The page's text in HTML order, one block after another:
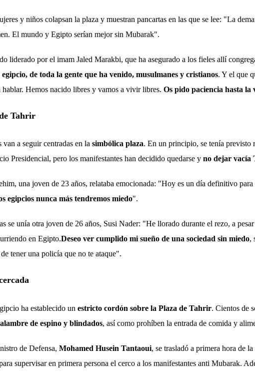
y niños colapsan la plaza y muestran pancartas en las que se lee: "La
El mundo y Egipto serían mejor sin Mubarak".
liderado por el imam Jaled Marakbi, que ha asegurado a los fieles allí
de toda la gente que ha venido, musulmanes y cristianos. Y el que
hablar. Hemos nacido libres y vamos a vivir libres. Os pido paciencia hasta la
Tahrir
van a seguir centradas en la simbólica plaza. En un principio, se tenía previsto
Presidencial, pero los manifestantes han decidido quedarse y no dejar vacía
una joven de 23 años, relataba emocionada: "Hoy es un día definitivo
egipcios nunca más tendremos miedo".
se unía otra joven de 26 años, Susi Nader: "He llorado durante el rezo, a
en Egipto.Deseo ver cumplido mi sueño de una sociedad sin miedo,
tener una policía que no te ataque".
ha establecido un estricto cordón sobre la Plaza de Tahrir. Cientos de
alambre de espino y blindados, así como prohíben la entrada de comida y
de Defensa, Mohamed Husein Tantaoui, se trasladó a primera hora de
supervisar en primera persona el cerco a los manifestantes anti Mubarak.